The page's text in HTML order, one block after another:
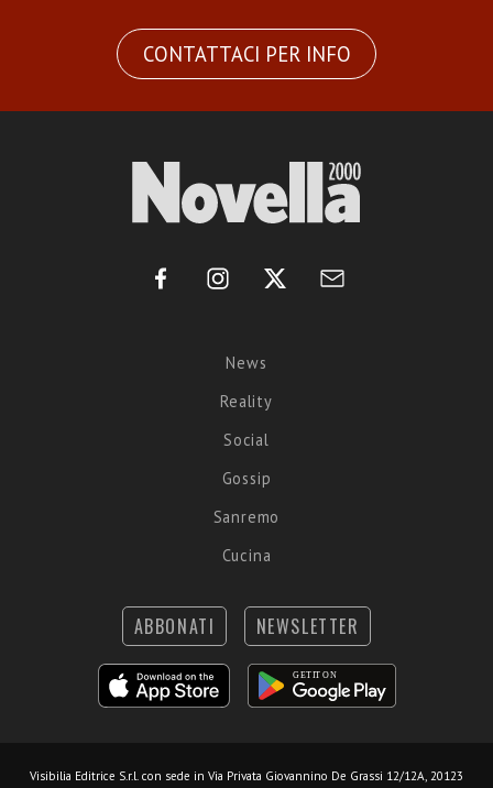
CONTATTACI PER INFO
News
Reality
Social
Gossip
Sanremo
Cucina
ABBONATI NEWSLETTER
Visibilia Editrice S.r.l. con sede in Via Privata Giovannino De Grassi 12/12A, 20123